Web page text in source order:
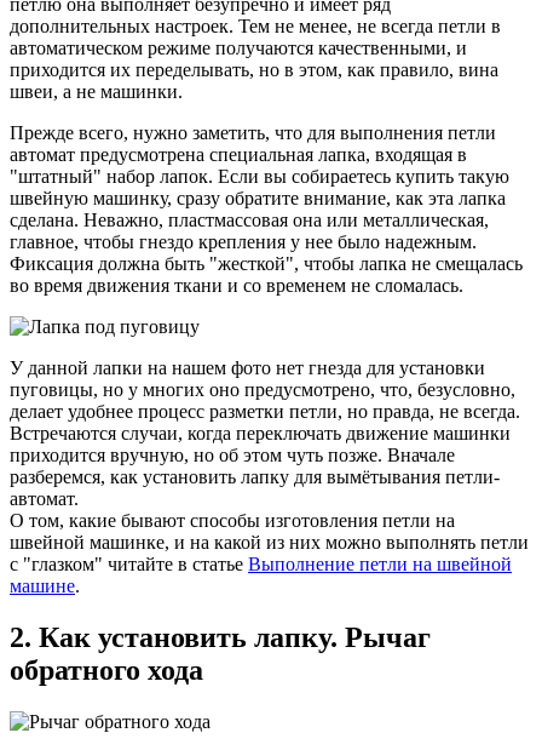
дополнительных настроек. Тем не менее, не всегда петли в
автоматическом режиме получаются качественными, и
приходится их переделывать, но в этом, как правило, вина
швеи, а не машинки.
Прежде всего, нужно заметить, что для выполнения петли
автомат предусмотрена специальная лапка, входящая в
"штатный" набор лапок. Если вы собираетесь купить такую
швейную машинку, сразу обратите внимание, как эта лапка
сделана. Неважно, пластмассовая она или металлическая,
главное, чтобы гнездо крепления у нее было надежным.
Фиксация должна быть "жесткой", чтобы лапка не смещалась
во время движения ткани и со временем не сломалась.
У данной лапки на нашем фото нет гнезда для установки
пуговицы, но у многих оно предусмотрено, что, безусловно,
делает удобнее процесс разметки петли, но правда, не всегда.
Встречаются случаи, когда переключать движение машинки
приходится вручную, но об этом чуть позже. Вначале
разберемся, как установить лапку для вымётывания петли-
автомат.
О том, какие бывают способы изготовления петли на
швейной машинке, и на какой из них можно выполнять петли
с "глазком" читайте в статье Выполнение петли на швейной
машине.
2. Как установить лапку. Рычаг
обратного хода